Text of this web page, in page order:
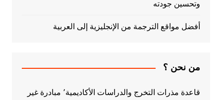
وتحسين جودته
أفضل مواقع الترجمة من الإنجليزية إلى العربية
من نحن ؟
قاعدة مذرات التخرج والدراسات الأكاديمية٬ مبادرة غير